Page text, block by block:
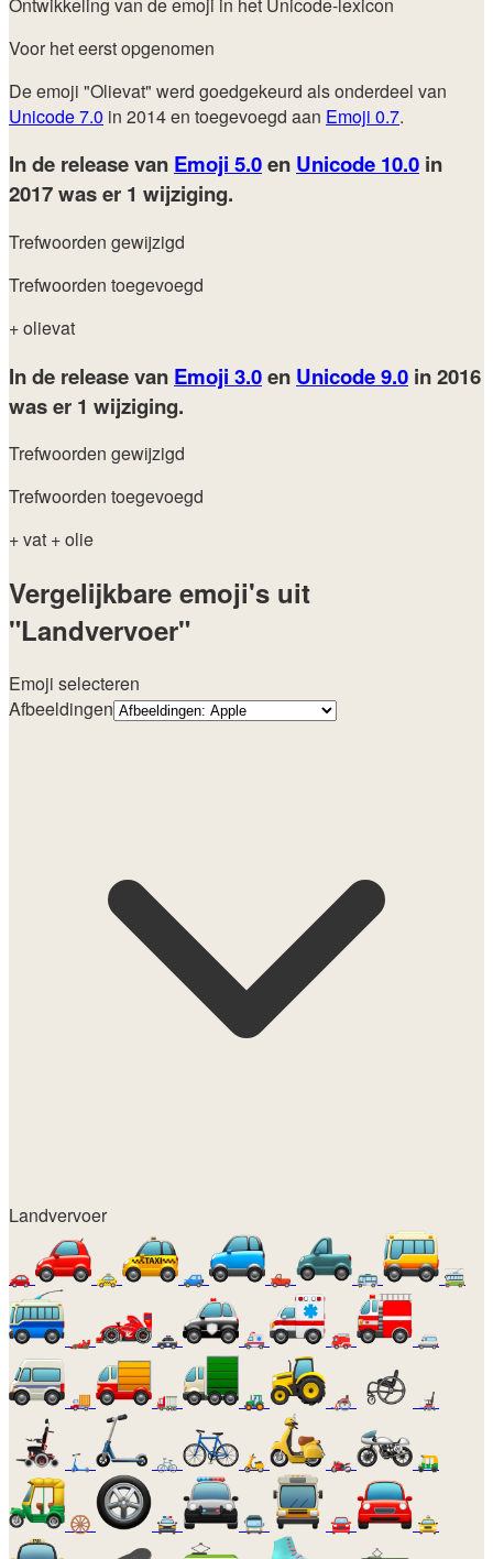
Voor het eerst opgenomen
De emoji "Olievat" werd goedgekeurd als onderdeel van
Unicode 7.0 in 2014 en toegevoegd aan Emoji 0.7.
In de release van Emoji 5.0en Unicode 10.0 in
2017was er 1 wijziging.
Trefwoorden gewijzigd
Trefwoorden toegevoegd
+ olievat
In de release van Emoji 3.0en Unicode 9.0 in 2016
was er 1 wijziging.
Trefwoorden gewijzigd
Trefwoorden toegevoegd
+ vat + olie
Vergelijkbare emoji's uit
"Landvervoer"
Emoji selecteren
Afbeeldingen
Landvervoer
🚗 🚕 🚙 🛻 🚌 🚎
🏎️ 🚓 🚑 🚒 🚐
🚚 🚛 🚜 🦽 🦼
🛴 🚲 🛵 🏍️ 🛺
🛞 🚔 🚍 🚘 🚖